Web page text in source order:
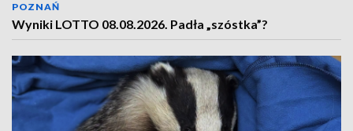
POZNAŃ
Wyniki LOTTO 08.08.2026. Padła „szóstka”?